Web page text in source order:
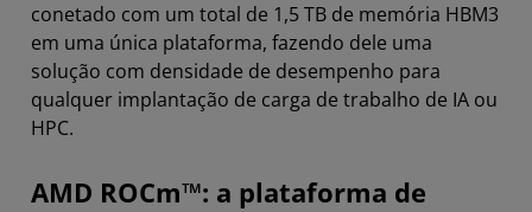
conetado com um total de 1,5 TB de memória HBM3
em uma única plataforma, fazendo dele uma
solução com densidade de desempenho para
qualquer implantação de carga de trabalho de IA ou
HPC.
AMD ROCm™: a plataforma de